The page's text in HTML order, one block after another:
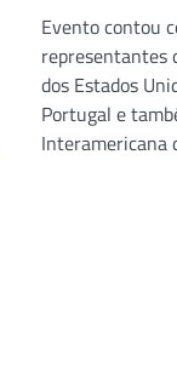
Evento contou
representantes
dos Estados
Portugal e
Interamericana